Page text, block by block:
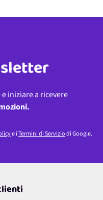
iniziare a ricevere
e iTermini di Serviziodi Google.